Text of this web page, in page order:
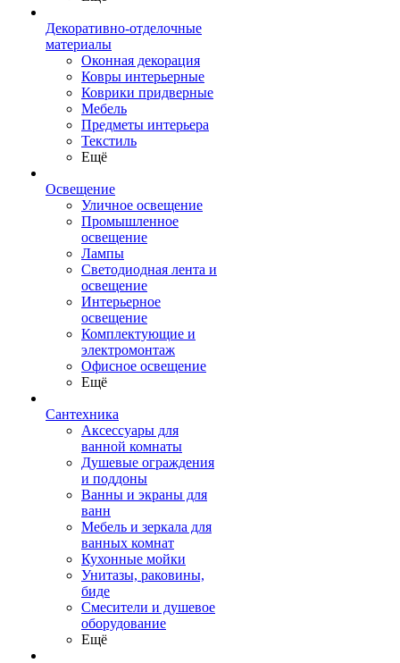
Декоративно-отделочные
материалы
Оконная декорация
Ковры интерьерные
Коврики придверные
Мебель
Предметы интерьера
Текстиль
Ещё
Освещение
Уличное освещение
Промышленное
освещение
Лампы
Светодиодная лента и
освещение
Интерьерное
освещение
Комплектующие и
электромонтаж
Офисное освещение
Ещё
Сантехника
Аксессуары для
ванной комнаты
Душевые ограждения
и поддоны
Ванны и экраны для
ванн
Мебель и зеркала для
ванных комнат
Кухонные мойки
Унитазы, раковины,
биде
Смесители и душевое
оборудование
Ещё